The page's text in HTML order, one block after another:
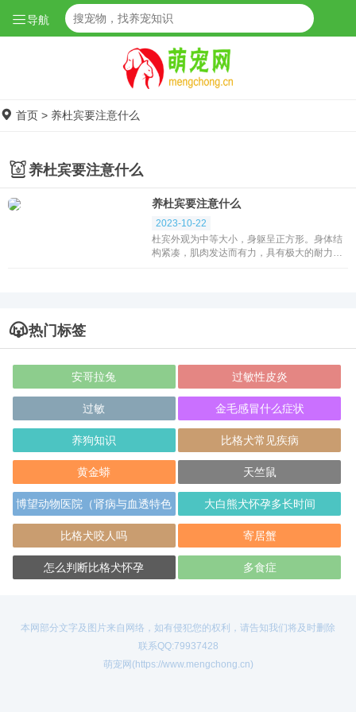
导航
首页 > 养杜宾要注意什么
养杜宾要注意什么
养杜宾要注意什么
2023-10-22
杜宾外观为中等大小，身躯呈正方形。身体结
构紧凑，肌肉发达而有力，具有极大的耐力和
热门标签
安哥拉兔 过敏性皮炎
过敏 金毛感冒什么症状
养狗知识 比格犬常见疾病
黄金蟒 天竺鼠
博望动物医院（肾病与血透特色
专科）(博望
大白熊犬怀孕多长时间
比格犬咬人吗 寄居蟹
怎么判断比格犬怀孕 多食症
本网部分文字及图片来自网络，如有侵犯您的权利，请告知我们将及时删除
联系QQ:79937428
萌宠网(https://www.mengchong.cn)